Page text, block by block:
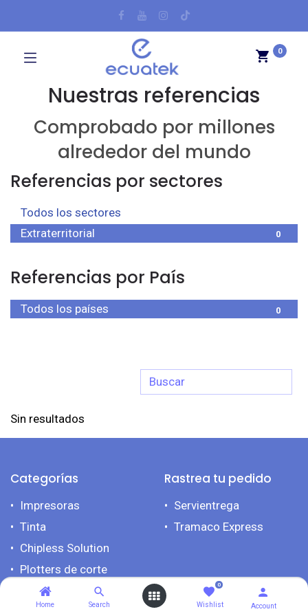
Home Search
0
Wishlist Account
0
Nuestras referencias
Comprobado por millones
alrededor del mundo
Referencias por sectores
Todos los sectores
0
Extraterritorial
Referencias por País
0
Todos los países
Sin resultados
Categorías
Impresoras​
Tinta
Chipless Solution
Plotters de corte
Maquinaria para
Sublimación
Rastrea tu pedido
Servientrega
Tramaco Express